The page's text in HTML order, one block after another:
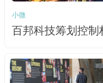
小微
百邦科技筹划控